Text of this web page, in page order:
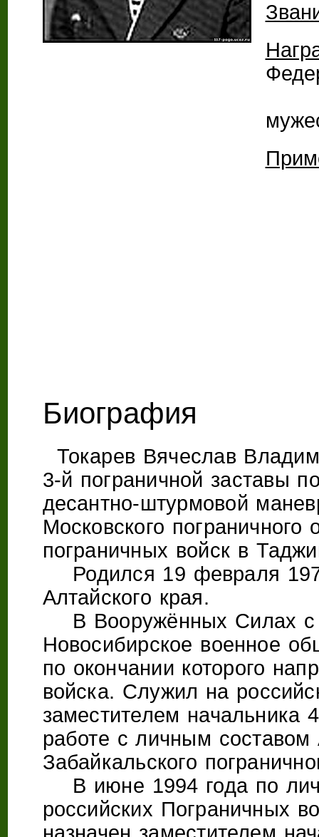
Биография
Токарев Вячеслав
3-й пограничной заставы
десантно-штурмовой
Московского
пограничных войск в
Родился 19 февраля
Алтайского края.
В Вооружённых Силах с
Новосибирское военное
по окончании которого
войска. Служил на
заместителем начальника
работе с личным составом
Забайкальского
В июне 1994 года по
российских Пограничных